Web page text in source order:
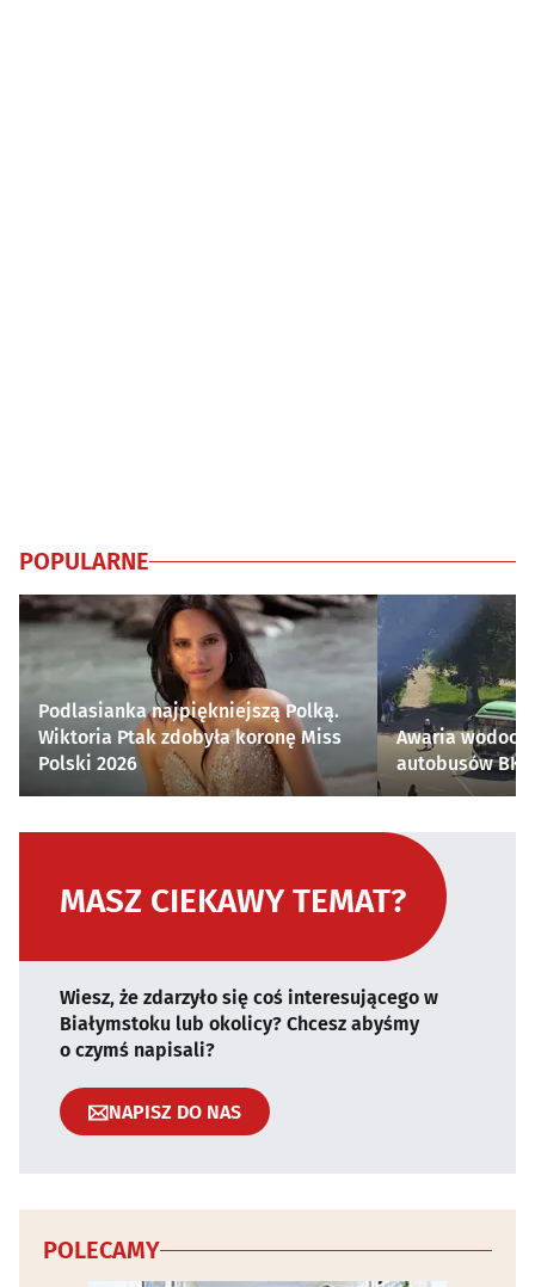
POPULARNE
Podlasianka najpiękniejszą Polką.
Wiktoria Ptak zdobyła koronę Miss
Polski 2026
Awaria
autobusów
MASZ CIEKAWY TEMAT?
Wiesz, że zdarzyło się coś interesującego w
Białymstoku lub okolicy? Chcesz abyśmy
o czymś napisali?
NAPISZ DO NAS
POLECAMY